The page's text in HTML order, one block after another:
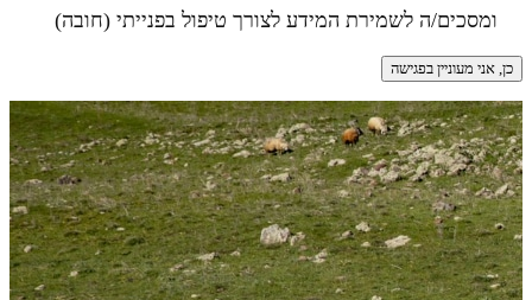
ומסכים/ה לשמירת המידע לצורך טיפול בפנייתי (חובה)